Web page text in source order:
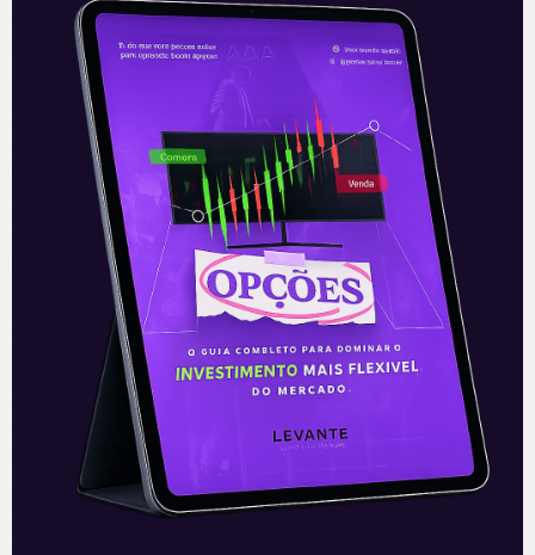
referem-se à data presente e estão
sujeitas a mudanças, não implicando
necessariamente na obrigação de
qualquer comunicação no sentido de
atualização ou revisão com respeito a tal
mudança. Para maiores informações
consulte a Resolução CVM nº 20/2021, e,
também, o Código de Conduta da Apimec
para o Analista de Valores Mobiliários. Em
cumprimento ao artigo 16, II, da referida
Resolução CVM nº 20/2021. As decisões de
investimentos e estratégias financeiras